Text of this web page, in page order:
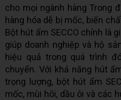
cho mọi ngành hàng Trong
hàng hóa dễ bị mốc, biến
Bột hút ẩm SECCO chính là
giúp doanh nghiệp và hộ
hiệu quả trong quá trình
chuyển. Với khả năng hút
trọng lượng, bột hút ẩm
mốc, mùi hôi, dầu ôi và các